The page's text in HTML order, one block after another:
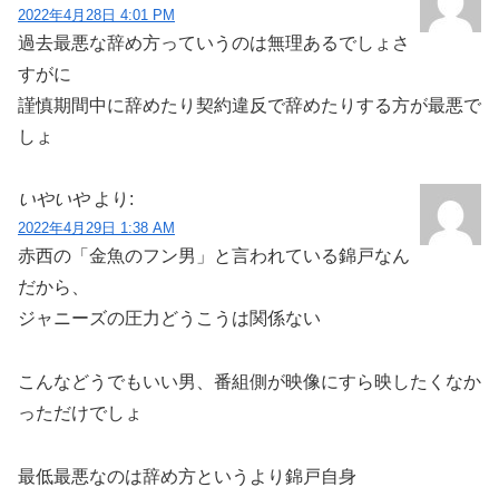
2022年4月28日 4:01 PM
過去最悪な辞め方っていうのは無理あるでしょさ
すがに
謹慎期間中に辞めたり契約違反で辞めたりする方が最悪で
しょ
いやいや より:
2022年4月29日 1:38 AM
赤西の「金魚のフン男」と言われている錦戸なん
だから、
ジャニーズの圧力どうこうは関係ない
こんなどうでもいい男、番組側が映像にすら映したくなか
っただけでしょ
最低最悪なのは辞め方というより錦戸自身